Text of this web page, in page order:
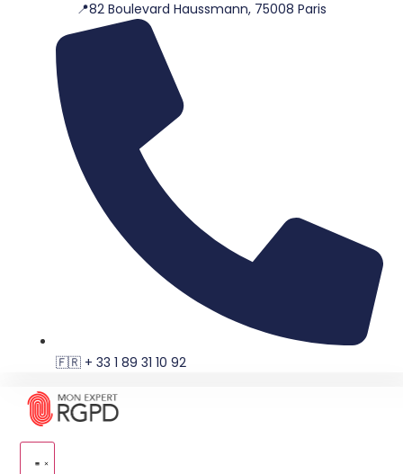
📍82 Boulevard Haussmann, 75008 Paris
🇫🇷 + 33 1 89 31 10 92